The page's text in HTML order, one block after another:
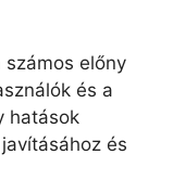
számos előny
és a
hatások
és